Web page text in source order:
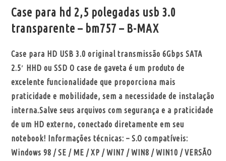
Case para hd 2,5 polegadas usb 3.0
transparente – bm757 – B-MAX
Case para HD USB 3.0 original transmissão 6Gbps SATA
2.5′ HHD ou SSD O case de gaveta é um produto de
excelente funcionalidade que proporciona mais
praticidade e mobilidade, sem a necessidade de instalação
interna.Salve seus arquivos com segurança e a praticidade
de um HD externo, conectado diretamente em seu
notebook! Informações técnicas: – S.O compatíveis:
Windows 98 / SE / ME / XP / WIN7 / WIN8 / WIN10 / VERSÃO